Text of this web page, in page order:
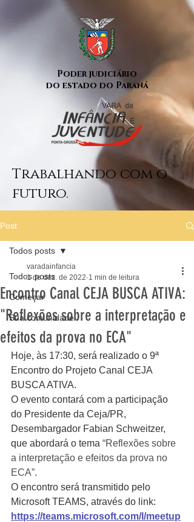
Poder judiciário
do estado do Paraná
Trabalhando com o
futuro.
Post
Todos posts
Começar
Sua comunidade
Todos posts
Encontro Canal CEJA BUSCA ATIVA:
"Reflexões sobre a interpretação e
efeitos da prova no ECA"
varadainfancia
1 de dez. de 2022 1 min de leitura
Hoje, às 17:30, será realizado o 9ª
Encontro do Projeto Canal CEJA
BUSCA ATIVA.
O evento contará com a participação
do Presidente da Ceja/PR,
Desembargador Fabian Schweitzer,
que abordará o tema “Reflexões sobre
a interpretação e efeitos da prova no
ECA”.
O encontro será transmitido pelo
Microsoft TEAMS, através do link:
https://teams.microsoft.com/l/meetup